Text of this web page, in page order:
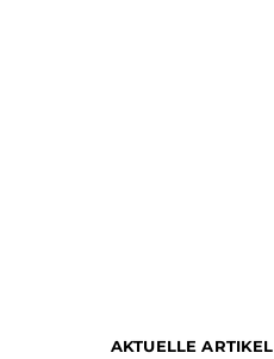
AKTUELLE ARTIKEL